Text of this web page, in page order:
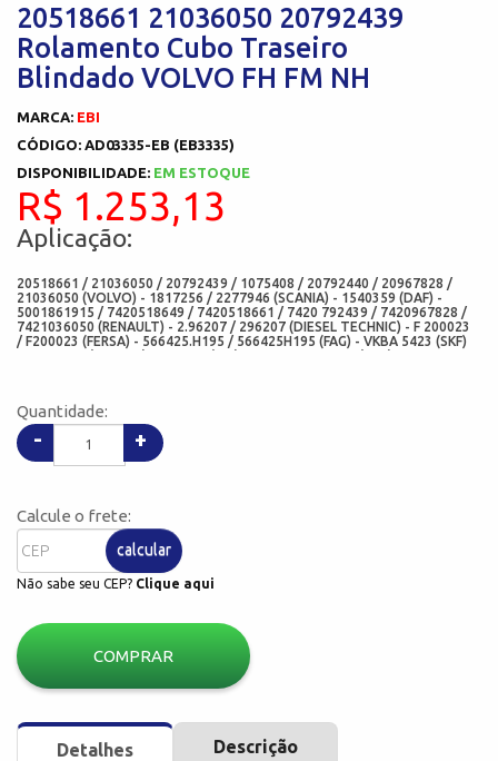
20518661 21036050 20792439
Rolamento Cubo Traseiro
Blindado VOLVO FH FM NH
MARCA: EBI
CÓDIGO: AD03335-EB (EB3335)
DISPONIBILIDADE: EM ESTOQUE
R$ 1.253,13
Aplicação:
20518661 / 21036050 / 20792439 / 1075408 / 20792440 / 20967828 /
21036050 (VOLVO) - 1817256 / 2277946 (SCANIA) - 1540359 (DAF) -
5001861915 / 7420518649 / 7420518661 / 7420 792439 / 7420967828 /
7421036050 (RENAULT) - 2.96207 / 296207 (DIESEL TECHNIC) - F 200023
/ F200023 (FERSA) - 566425.H195 / 566425H195 (FAG) - VKBA 5423 (SKF)
- SET 1314 (TIMKEN) - EB3335 (EBI) - 93,3 X 148 X 135 (DIM)
Quantidade:
- +
Calcule o frete:
calcular
Não sabe seu CEP? Clique aqui
COMPRAR
Detalhes Descrição